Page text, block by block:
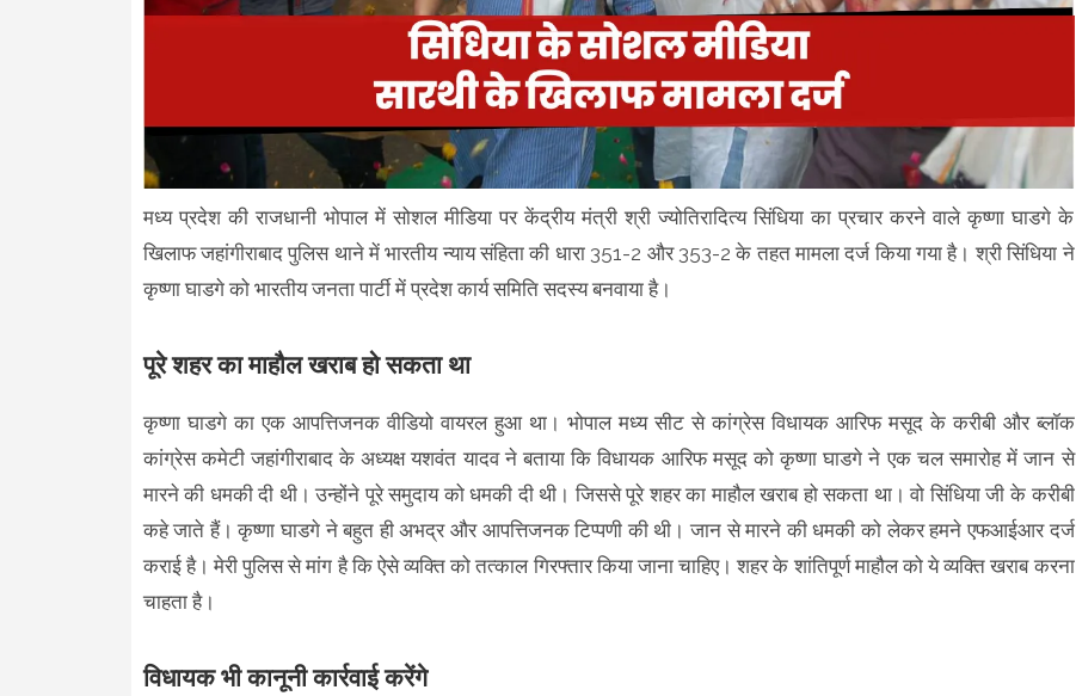
मध्य प्रदेश की राजधानी भोपाल में सोशल मीडिया पर केंद्रीय मंत्री श्री ज्योतिरादित्य सिंधिया का प्रचार करने वाले कृष्णा घाडगे के
खिलाफ जहांगीराबाद पुलिस थाने में भारतीय न्याय संहिता की धारा 351-2 और 353-2 के तहत मामला दर्ज किया गया है। श्री सिंधिया ने
कृष्णा घाडगे को भारतीय जनता पार्टी में प्रदेश कार्य समिति सदस्य बनवाया है।
पूरे शहर का माहौल खराब हो सकता था
कृष्णा घाडगे का एक आपत्तिजनक वीडियो वायरल हुआ था। भोपाल मध्य सीट से कांग्रेस विधायक आरिफ मसूद के करीबी और ब्लॉक
कांग्रेस कमेटी जहांगीराबाद के अध्यक्ष यशवंत यादव ने बताया कि विधायक आरिफ मसूद को कृष्णा घाडगे ने एक चल समारोह में जान से
मारने की धमकी दी थी। उन्होंने पूरे समुदाय को धमकी दी थी। जिससे पूरे शहर का माहौल खराब हो सकता था। वो सिंधिया जी के करीबी
कहे जाते हैं। कृष्णा घाडगे ने बहुत ही अभद्र और आपत्तिजनक टिप्पणी की थी। जान से मारने की धमकी को लेकर हमने एफआईआर दर्ज
कराई है। मेरी पुलिस से मांग है कि ऐसे व्यक्ति को तत्काल गिरफ्तार किया जाना चाहिए। शहर के शांतिपूर्ण माहौल को ये व्यक्ति खराब करना
चाहता है।
विधायक भी कानूनी कार्रवाई करेंगे